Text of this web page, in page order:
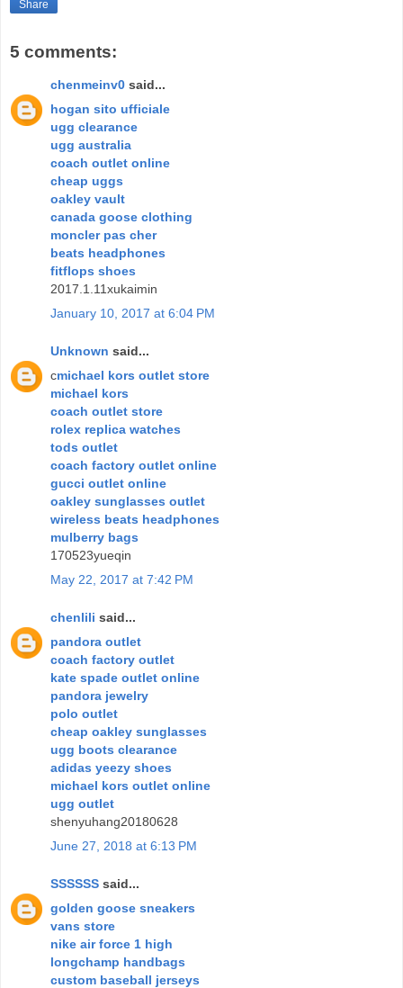
Share
5 comments:
chenmeinv0 said...
hogan sito ufficiale
ugg clearance
ugg australia
coach outlet online
cheap uggs
oakley vault
canada goose clothing
moncler pas cher
beats headphones
fitflops shoes
2017.1.11xukaimin
January 10, 2017 at 6:04 PM
Unknown said...
cmichael kors outlet store
michael kors
coach outlet store
rolex replica watches
tods outlet
coach factory outlet online
gucci outlet online
oakley sunglasses outlet
wireless beats headphones
mulberry bags
170523yueqin
May 22, 2017 at 7:42 PM
chenlili said...
pandora outlet
coach factory outlet
kate spade outlet online
pandora jewelry
polo outlet
cheap oakley sunglasses
ugg boots clearance
adidas yeezy shoes
michael kors outlet online
ugg outlet
shenyuhang20180628
June 27, 2018 at 6:13 PM
SSSSSS said...
golden goose sneakers
vans store
nike air force 1 high
longchamp handbags
custom baseball jerseys